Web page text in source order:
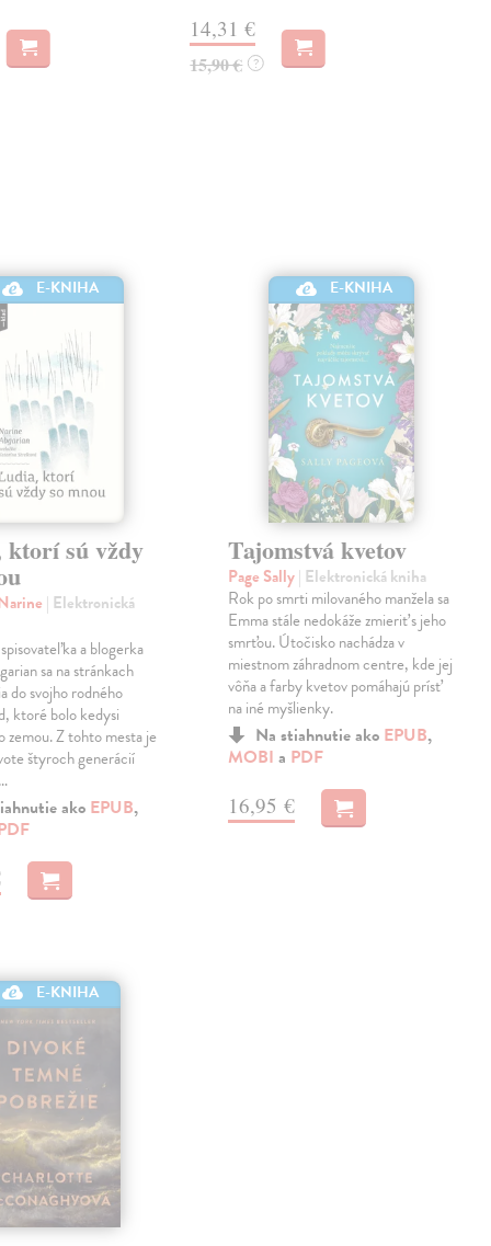
14,31 €
15,90 € ?
E-KNIHA
sú vždy
| Elektronická
a blogerka
sa na stránkach
do svojho rodného
ktoré bolo kedysi
zemou. Z tohto mesta je
štyroch generácií
ako EPUB,
E-KNIHA
Tajomstvá kvetov
Page Sally| Elektronická kniha
Rok po smrti milovaného manžela sa
Emma stále nedokáže zmieriť s jeho
smrťou. Útočisko nachádza v
miestnom záhradnom centre, kde jej
vôňa a farby kvetov pomáhajú prísť
na iné myšlienky.
Na stiahnutie ako EPUB,
MOBI a PDF
16,95 €
E-KNIHA